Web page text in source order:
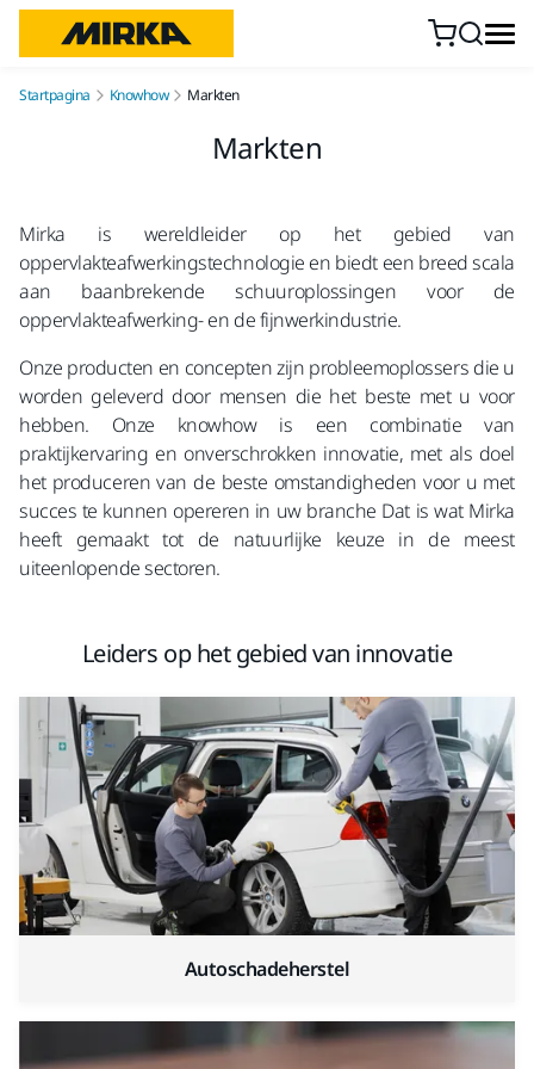
Doorgaan naar inhoud
Startpagina Knowhow Markten
Markten
Mirka is wereldleider op het gebied van
oppervlakteafwerkingstechnologie en biedt een breed scala
aan baanbrekende schuuroplossingen voor de
oppervlakteafwerking- en de fijnwerkindustrie.
Onze producten en concepten zijn probleemoplossers die u
worden geleverd door mensen die het beste met u voor
hebben. Onze knowhow is een combinatie van
praktijkervaring en onverschrokken innovatie, met als doel
het produceren van de beste omstandigheden voor u met
succes te kunnen opereren in uw branche Dat is wat Mirka
heeft gemaakt tot de natuurlijke keuze in de meest
uiteenlopende sectoren.
Leiders op het gebied van innovatie
Autoschadeherstel